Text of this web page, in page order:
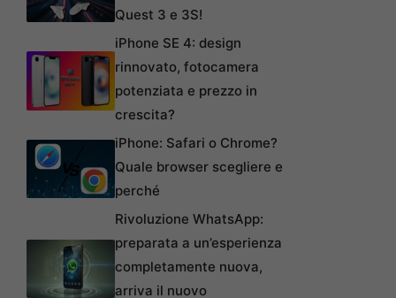
Quest 3 e 3S!
iPhone SE 4: design
rinnovato, fotocamera
potenziata e prezzo in
crescita?
iPhone: Safari o Chrome?
Quale browser scegliere e
perché
Rivoluzione WhatsApp:
preparata a un’esperienza
completamente nuova,
arriva il nuovo